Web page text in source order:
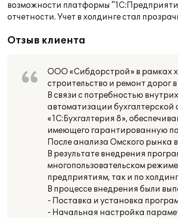
возможности платформы
отчетности. Учет в холдинге стал
Отзыв клиента
ООО «Сибдорстрой» в рамках
строительство и ремонт дорог в
В связи с потребностью
автоматизации
«1С:Бухгалтерия 8»,
имеющего гарантированную
После анализа Омского рынка
В результате внедрения
многопользовательском
предприятиям, так и по
В процессе внедрения были
- Поставка и установка
- Начальная настройка